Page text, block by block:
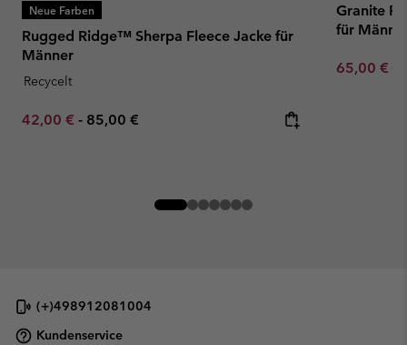
Neue Farben
Rugged Ridge™ Sherpa Fleece Jacke für
Männer
Recycelt
Minimum sale price:
42,00 € - Maximum price:
85,00 €
Granite
für
Sale price:
65,00 €
(+)498912081004
Kundenservice